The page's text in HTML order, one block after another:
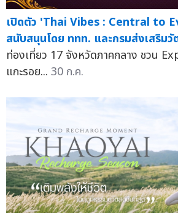
เปิดตัว 'Thai Vibes : Central to
สนับสนุนโดย ททท. และกรมส่งเสริม
ท่องเที่ยว 17 จังหวัดภาคกลาง ชวน
แกะรอย... 30 ก.ค.